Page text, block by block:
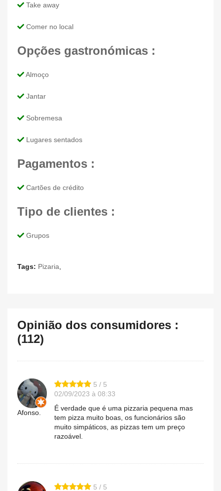
Take away
Comer no local
Opções gastronómicas :
Almoço
Jantar
Sobremesa
Lugares sentados
Pagamentos :
Cartões de crédito
Tipo de clientes :
Grupos
Tags: Pizaria
Opinião dos consumidores :
(112)
Afonso.
5 / 5
02/09/2023 à 08:33
É verdade que é uma pizzaria pequena mas
tem pizza muito boas, os funcionários são
muito simpáticos, as pizzas tem um preço
razoável.
5 / 5